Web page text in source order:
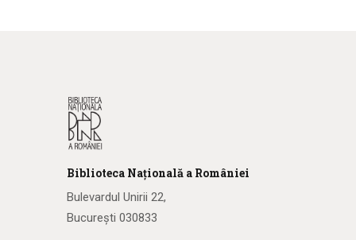
Biblioteca Națională a României
Bulevardul Unirii 22,
București 030833